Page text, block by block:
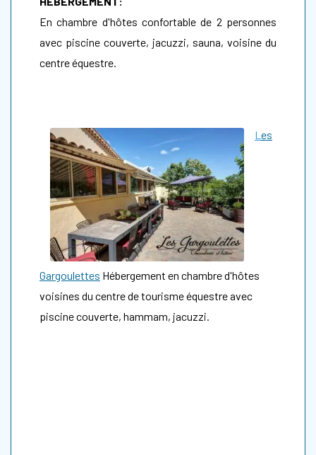
En chambre d'hôtes confortable de 2 personnes
avec piscine couverte, jacuzzi, sauna, voisine du
centre équestre.
L es
Gargoulettes Hébergement en chambre d'hôtes
voisines du centre de tourisme équestre avec
piscine couverte, hammam, jacuzzi.